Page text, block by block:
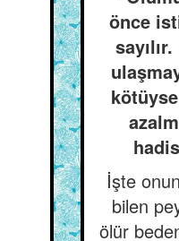
önce
İşte
bilen
ölür